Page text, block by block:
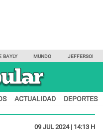
BAYLY MUNDO JEFFERSON
ACTUALIDAD DEPORTES
09 JUL 2024 | 14:13 H